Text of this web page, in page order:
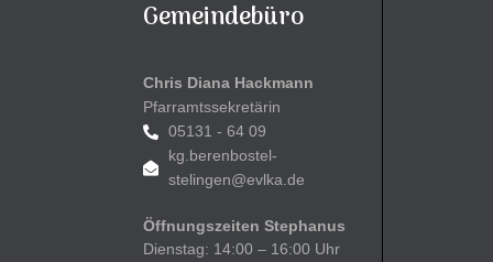
Gemeindebüro
Chris Diana Hackmann
Pfarramtssekretärin
05131 - 64 09
kg.berenbostel-
stelingen@evlka.de
Öffnungszeiten Stephanus
Dienstag: 14:00 – 16:00 Uhr